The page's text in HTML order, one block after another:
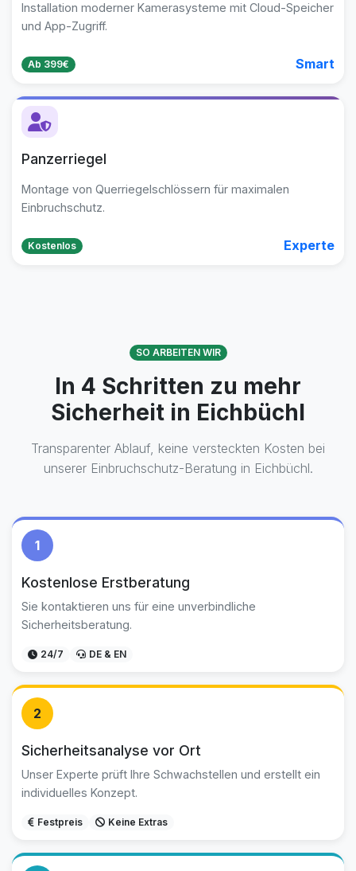
Installation moderner Kamerasysteme mit Cloud-Speicher
und App-Zugriff.
Ab 399€ Smart
Panzerriegel
Montage von Querriegelschlössern für maximalen
Einbruchschutz.
Kostenlos Experte
SO ARBEITEN WIR
In 4 Schritten zu mehr
Sicherheit in Eichbüchl
Transparenter Ablauf, keine versteckten Kosten bei
unserer Einbruchschutz-Beratung in Eichbüchl.
1
Kostenlose Erstberatung
Sie kontaktieren uns für eine unverbindliche
Sicherheitsberatung.
24/7 DE & EN
2
Sicherheitsanalyse vor Ort
Unser Experte prüft Ihre Schwachstellen und erstellt ein
individuelles Konzept.
Festpreis Keine Extras